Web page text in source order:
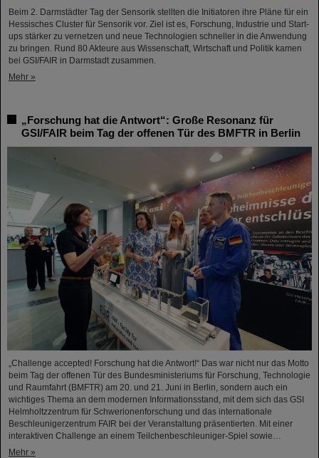
Beim 2. Darmstädter Tag der Sensorik stellten die Initiatoren ihre Pläne für ein
Hessisches Cluster für Sensorik vor. Ziel ist es, Forschung, Industrie und Start-
ups stärker zu vernetzen und neue Technologien schneller in die Anwendung
zu bringen. Rund 80 Akteure aus Wissenschaft, Wirtschaft und Politik kamen
bei GSI/FAIR in Darmstadt zusammen.
Mehr »
„Forschung hat die Antwort“: Große Resonanz für
GSI/FAIR beim Tag der offenen Tür des BMFTR in Berlin
„Challenge accepted! Forschung hat die Antwort!“ Das war nicht nur das Motto
beim Tag der offenen Tür des Bundesministeriums für Forschung, Technologie
und Raumfahrt (BMFTR) am 20. und 21. Juni in Berlin, sondern auch ein
wichtiges Thema an dem modernen Informationsstand, mit dem sich das GSI
Helmholtzzentrum für Schwerionenforschung und das internationale
Beschleunigerzentrum FAIR bei der Veranstaltung präsentierten. Mit einer
interaktiven Challenge an einem Teilchenbeschleuniger-Spiel sowie…
Mehr »